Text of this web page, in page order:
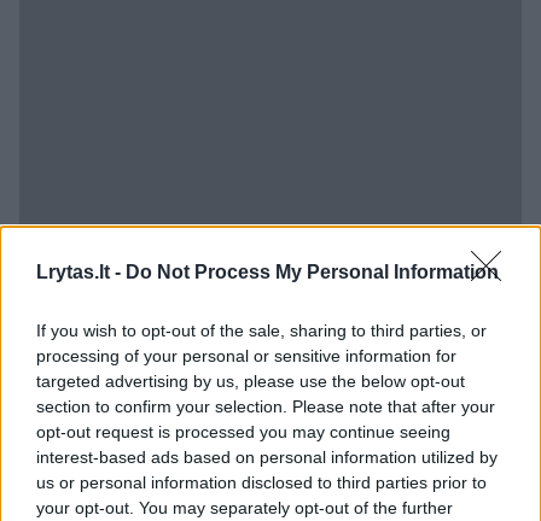
Lrytas.lt - Do Not Process My Personal Information
If you wish to opt-out of the sale, sharing to third parties, or
processing of your personal or sensitive information for
targeted advertising by us, please use the below opt-out
section to confirm your selection. Please note that after your
opt-out request is processed you may continue seeing
interest-based ads based on personal information utilized by
us or personal information disclosed to third parties prior to
your opt-out. You may separately opt-out of the further
užtvindyta, kai vanduo užliejo Mariana
Pineda, Avenida García Lorca, Callejón de la
Laguna ir Camino de Peñagorda gatves.
„Tai truko tik 20 minučių, bet buvo